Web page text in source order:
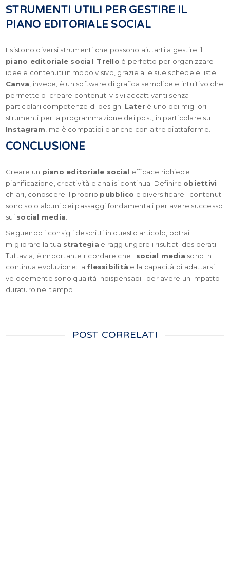
STRUMENTI UTILI PER GESTIRE IL
PIANO EDITORIALE SOCIAL
Esistono diversi strumenti che possono aiutarti a gestire il
piano editoriale social Trello è perfetto per organizzare
idee e contenuti in modo visivo, grazie alle sue schede e liste.
Canva , invece, è un software di grafica semplice e intuitivo che
permette di creare contenuti visivi accattivanti senza
particolari competenze di design. Laterè uno dei migliori
strumenti per la programmazione dei post, in particolare su
Instagram , ma è compatibile anche con altre piattaforme.
CONCLUSIONE
Creare un piano editoriale social efficace richiede
pianificazione, creatività e analisi continua. Definire obiettivi
chiari, conoscere il proprio pubblico e diversificare i contenuti
sono solo alcuni dei passaggi fondamentali per avere successo
sui social media
Seguendo i consigli descritti in questo articolo, potrai
migliorare la tua strategia e raggiungere i risultati desiderati.
Tuttavia, è importante ricordare che i social media sono in
continua evoluzione: la flessibilità e la capacità di adattarsi
velocemente sono qualità indispensabili per avere un impatto
duraturo nel tempo.
POST CORRELATI